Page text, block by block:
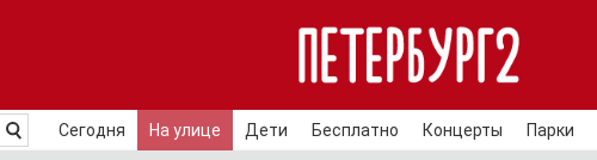
Сегодня На улице Дети Бесплатно Концерты Парки